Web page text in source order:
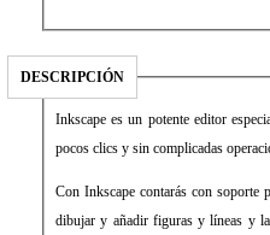
DESCRIPCIÓN
Inkscape es un potente editor
pocos clics y sin complicadas
Con Inkscape contarás con soporte
dibujar y añadir figuras y líneas y